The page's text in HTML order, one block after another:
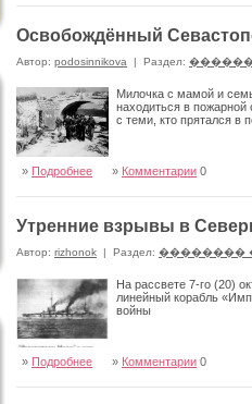
Освобождённый
Автор: podosinnikova | Раздел:
Милочка с мамой и
находиться в
с теми, кто прятался в
» Подробнее » Комментарии 0
Утренние взрывы в
Автор: rizhonok | Раздел: ��������
На рассвете 7-го (20)
линейный корабль
войны
» Подробнее » Комментарии 0